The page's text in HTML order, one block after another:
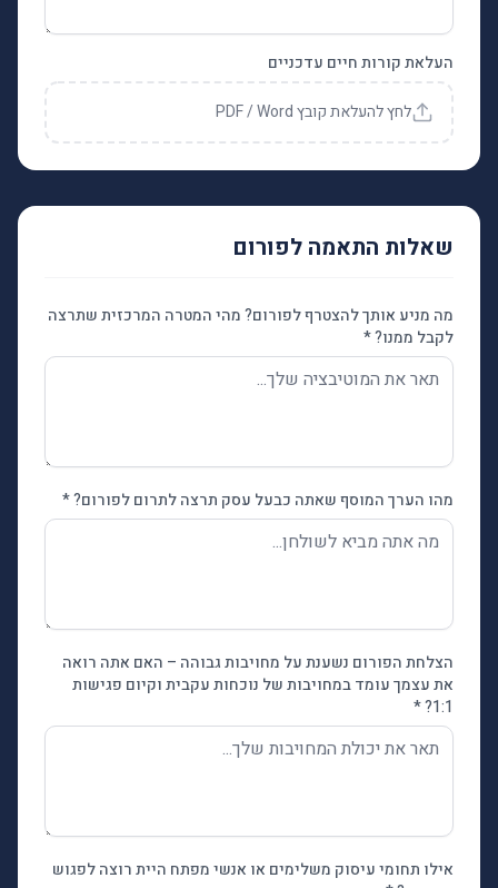
העלאת קורות חיים עדכניים
לחץ להעלאת קובץ PDF / Word
שאלות התאמה לפורום
מה מניע אותך להצטרף לפורום? מהי המטרה המרכזית שתרצה
לקבל ממנו? *
מהו הערך המוסף שאתה כבעל עסק תרצה לתרום לפורום? *
הצלחת הפורום נשענת על מחויבות גבוהה – האם אתה רואה
את עצמך עומד במחויבות של נוכחות עקבית וקיום פגישות
1:1? *
אילו תחומי עיסוק משלימים או אנשי מפתח היית רוצה לפגוש